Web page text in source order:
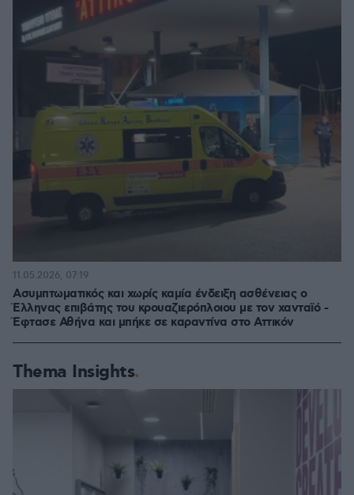
Ασυμπτωματικός και χωρίς καμία ένδειξη ασθένειας ο
Έλληνας επιβάτης του κρουαζιερόπλοιου με τον χανταϊό -
Έφτασε Αθήνα και μπήκε σε καραντίνα στο Αττικόν
11.05.2026, 07:19
Thema Insights